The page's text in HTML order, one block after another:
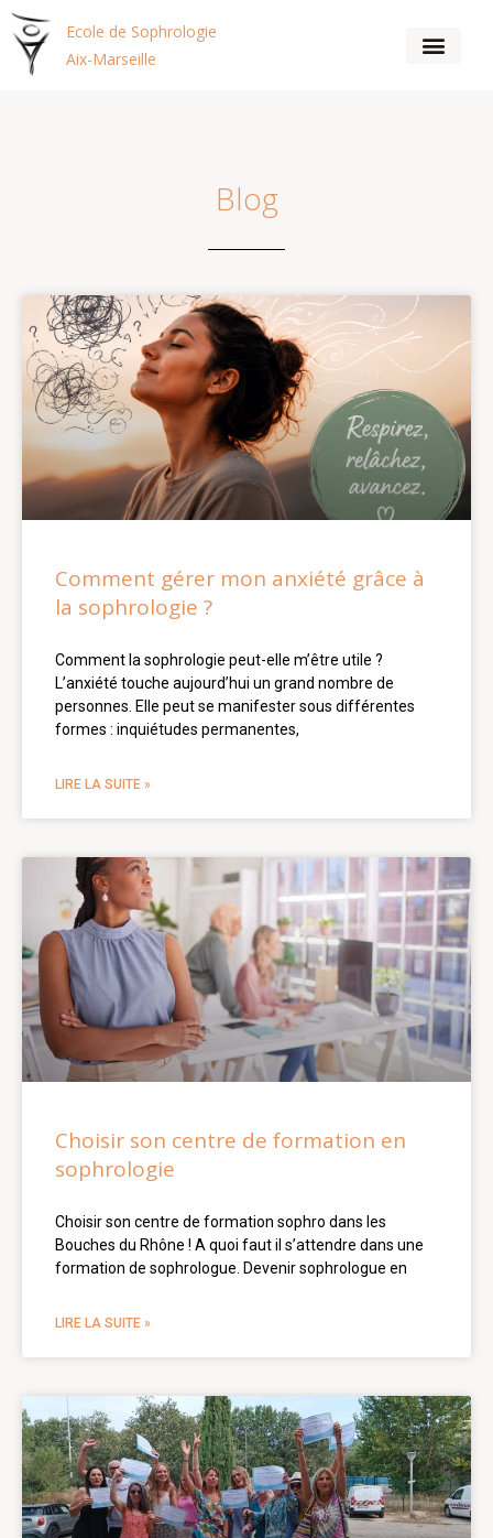
Ecole de Sophrologie
Aix-Marseille
Blog
Comment gérer mon anxiété grâce à
la sophrologie ?
Comment la sophrologie peut-elle m’être utile ?
L’anxiété touche aujourd’hui un grand nombre de
personnes. Elle peut se manifester sous différentes
formes : inquiétudes permanentes,
LIRE LA SUITE »
Choisir son centre de formation en
sophrologie
Choisir son centre de formation sophro dans les
Bouches du Rhône ! A quoi faut il s’attendre dans une
formation de sophrologue. Devenir sophrologue en
LIRE LA SUITE »